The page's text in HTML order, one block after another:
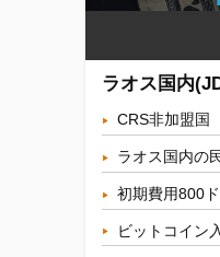
ラオス国内
CRS非加盟国
ラオス国内の
初期費用800
ビットコイン